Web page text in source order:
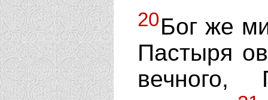
20Бог же
Пастыря
вечного,